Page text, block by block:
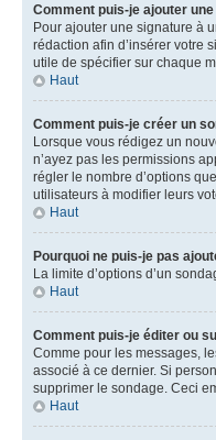
Comment puis-je ajouter
Pour ajouter une signature à
rédaction afin d’insérer votre
utile de spécifier sur chaque
Haut
Comment puis-je créer un
Lorsque vous rédigez un
n’ayez pas les permissions
régler le nombre d’options
utilisateurs à modifier leurs
Haut
Pourquoi ne puis-je pas
La limite d’options d’un
Haut
Comment puis-je éditer ou
Comme pour les messages,
associé à ce dernier. Si
supprimer le sondage. Ceci
Haut